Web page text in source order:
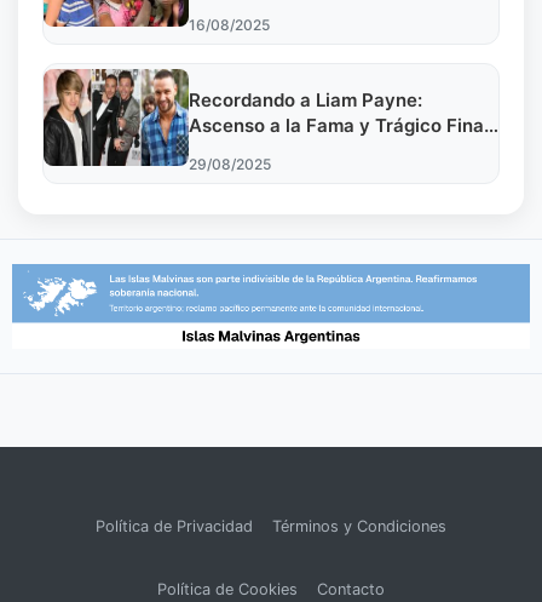
16/08/2025
Recordando a Liam Payne:
Ascenso a la Fama y Trágico Final
29/08/2025
Política de Privacidad Términos y Condiciones
Política de Cookies Contacto